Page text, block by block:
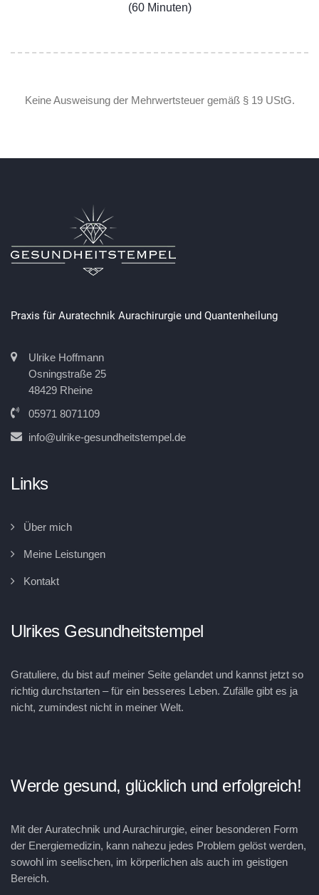
(60 Minuten)
Keine Ausweisung der Mehrwertsteuer gemäß § 19 UStG.
Praxis für Auratechnik Aurachirurgie und Quantenheilung
Ulrike Hoffmann
Osningstraße 25
48429 Rheine
05971 8071109
info@ulrike-gesundheitstempel.de
Links
Über mich
Meine Leistungen
Kontakt
Ulrikes Gesundheitstempel
Gratuliere, du bist auf meiner Seite gelandet und kannst jetzt so
richtig durchstarten – für ein besseres Leben. Zufälle gibt es ja
nicht, zumindest nicht in meiner Welt.
Werde gesund, glücklich und erfolgreich!
Mit der Auratechnik und Aurachirurgie, einer besonderen Form
der Energiemedizin, kann nahezu jedes Problem gelöst werden,
sowohl im seelischen, im körperlichen als auch im geistigen
Bereich.